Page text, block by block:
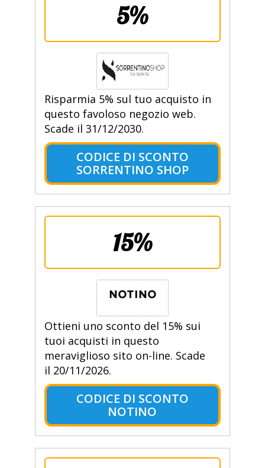
5%
Risparmia 5% sul tuo acquisto in
questo favoloso negozio web.
Scade il 31/12/2030.
CODICE DI SCONTO
SORRENTINO SHOP
15%
Ottieni uno sconto del 15% sui
tuoi acquisti in questo
meraviglioso sito on-line. Scade
il 20/11/2026.
CODICE DI SCONTO
NOTINO